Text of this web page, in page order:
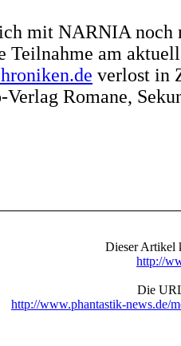
mit NARNIA noch
Teilnahme am
verlost in
Verlag Romane,
Dieser Artikel
http://
Die
http://www.phantastik-news.de/